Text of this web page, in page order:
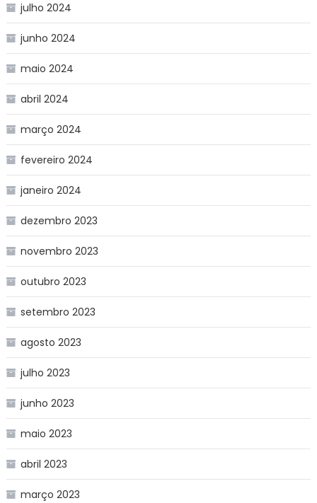
julho 2024
junho 2024
maio 2024
abril 2024
março 2024
fevereiro 2024
janeiro 2024
dezembro 2023
novembro 2023
outubro 2023
setembro 2023
agosto 2023
julho 2023
junho 2023
maio 2023
abril 2023
março 2023